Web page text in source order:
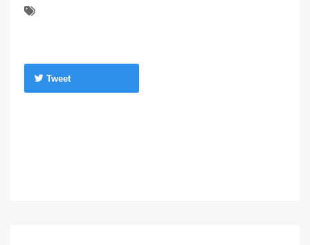
Tweet